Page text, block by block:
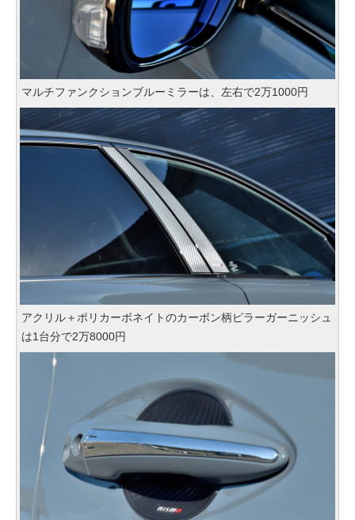
マルチファンクションブルーミラーは、左右で2万1000円
アクリル＋ポリカーボネイトのカーボン柄ピラーガーニッシュ
は1台分で2万8000円